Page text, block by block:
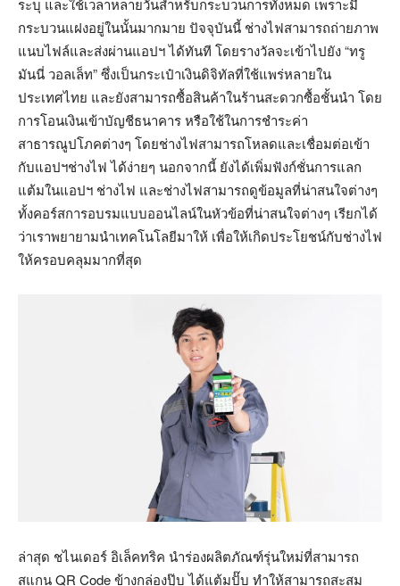
ระบุ และใช้เวลาหลายวันสำหรับกระบวนการทั้งหมด เพราะมี
กระบวนแฝงอยู่ในนั้นมากมาย ปัจจุบันนี้ ช่างไฟสามารถถ่ายภาพ
แนบไฟล์และส่งผ่านแอปฯ ได้ทันที โดยรางวัลจะเข้าไปยัง “ทรู
มันนี่ วอลเล็ท” ซึ่งเป็นกระเป๋าเงินดิจิทัลที่ใช้แพร่หลายใน
ประเทศไทย และยังสามารถซื้อสินค้าในร้านสะดวกซื้อชั้นนำ โดย
การโอนเงินเข้าบัญชีธนาคาร หรือใช้ในการชำระค่า
สาธารณูปโภคต่างๆ โดยช่างไฟสามารถโหลดและเชื่อมต่อเข้า
กับแอปฯช่างไฟ ได้ง่ายๆ นอกจากนี้ ยังได้เพิ่มฟังก์ชั่นการแลก
แต้มในแอปฯ ช่างไฟ และช่างไฟสามารถดูข้อมูลที่น่าสนใจต่างๆ
ทั้งคอร์สการอบรมแบบออนไลน์ในหัวข้อที่น่าสนใจต่างๆ เรียกได้
ว่าเราพยายามนำเทคโนโลยีมาให้ เพื่อให้เกิดประโยชน์กับช่างไฟ
ให้ครอบคลุมมากที่สุด
ล่าสุด ชไนเดอร์ อิเล็คทริค นำร่องผลิตภัณฑ์รุ่นใหม่ที่สามารถ
สแกน QR Code ข้างกล่องปุ๊บ ได้แต้มปั๊บ ทำให้สามารถสะสม